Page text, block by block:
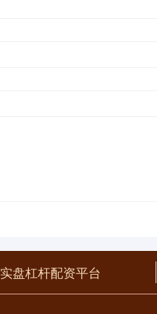
实盘杠杆配资平台